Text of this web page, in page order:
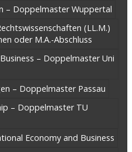
– Doppelmaster Wuppertal
(LL.M.)
oder M.A.-Abschluss
– Doppelmaster Uni
– Doppelmaster Passau
– Doppelmaster TU
Economy and Business